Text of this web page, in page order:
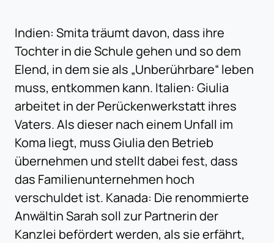
Indien: Smita träumt davon, dass ihre
Tochter in die Schule gehen und so dem
Elend, in dem sie als „Unberührbare“ leben
muss, entkommen kann. Italien: Giulia
arbeitet in der Perückenwerkstatt ihres
Vaters. Als dieser nach einem Unfall im
Koma liegt, muss Giulia den Betrieb
übernehmen und stellt dabei fest, dass
das Familienunternehmen hoch
verschuldet ist. Kanada: Die renommierte
Anwältin Sarah soll zur Partnerin der
Kanzlei befördert werden, als sie erfährt,